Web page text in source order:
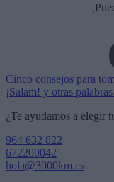
Navegación
de
entradas
Cinco consejos para
¡Salam! y otras
¿Te ayudamos a elegir
964 632 822
672200042
hola@3000km.es